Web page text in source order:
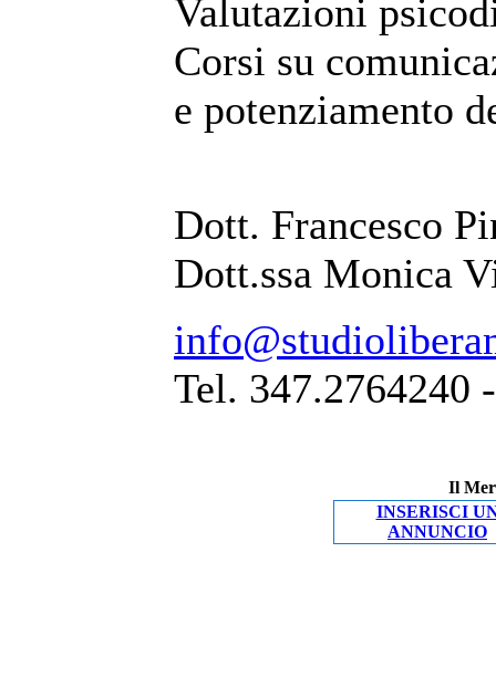
Valutazioni
Corsi su
e potenziamento
Dott. Francesco
Dott.ssa Monica
Tel. 347.2764240
Il
INSERISCI
ANNUNCIO